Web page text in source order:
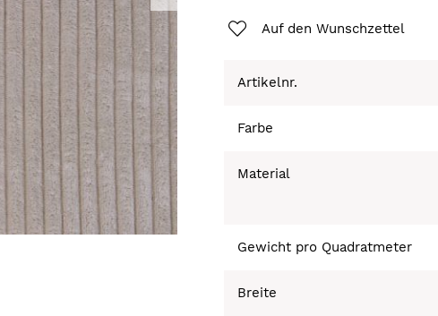
Auf den Wunschzettel
Artikelnr.
Farbe
Material
Gewicht pro Quadratmeter
Breite